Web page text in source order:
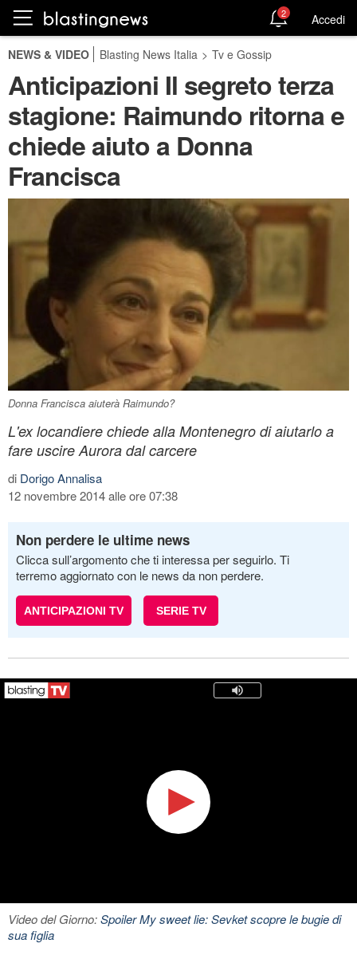
2 Accedi
NEWS & VIDEO Blasting News Italia > Tv e Gossip
Anticipazioni Il segreto terza
stagione: Raimundo ritorna e
chiede aiuto a Donna
Francisca
Donna Francisca aiuterà Raimundo?
L'ex locandiere chiede alla Montenegro di aiutarlo a
fare uscire Aurora dal carcere
di Dorigo Annalisa
12 novembre 2014 alle ore 07:38
Non perdere le ultime news
Clicca sull’argomento che ti interessa per seguirlo. Ti
terremo aggiornato con le news da non perdere.
ANTICIPAZIONI TV SERIE TV
Video del Giorno:Spoiler My sweet lie: Sevket scopre le bugie di
sua figlia